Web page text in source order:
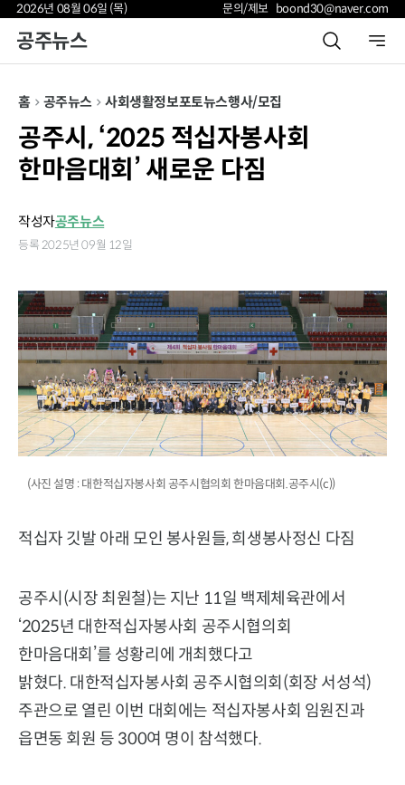
2026년 08월 06일 (목) 문의/제보 boond30@naver.com
공주뉴스
홈 공주뉴스 사회생활정보포토뉴스행사/모집
공주시, ‘2025 적십자봉사회
한마음대회’ 새로운 다짐
작성자공주뉴스
등록 2025년 09월 12일
(사진 설명 : 대한적십자봉사회 공주시협의회 한마음대회.공주시(c))
적십자 깃발 아래 모인 봉사원들, 희생봉사정신 다짐
공주시(시장 최원철)는 지난 11일 백제체육관에서
‘2025년 대한적십자봉사회 공주시협의회
한마음대회’를 성황리에 개최했다고
밝혔다. 대한적십자봉사회 공주시협의회(회장 서성석)
주관으로 열린 이번 대회에는 적십자봉사회 임원진과
읍면동 회원 등 300여 명이 참석했다.